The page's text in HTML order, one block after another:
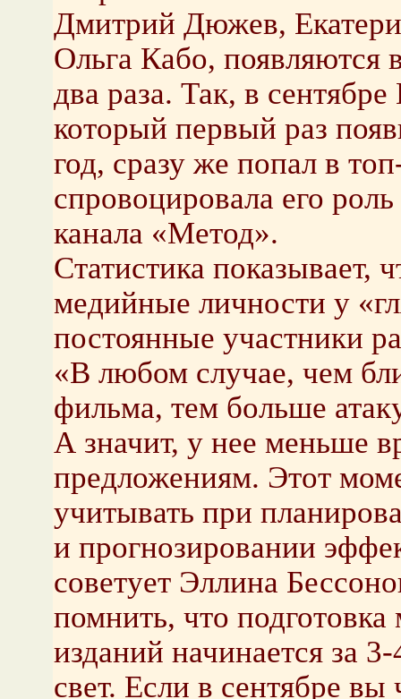
Дмитрий Дюжев,
Ольга Кабо, появляются
два раза. Так, в
который первый раз
год, сразу же попал в
спровоцировала его
канала «Метод».
Статистика показывает,
медийные личности у
постоянные участники
«В любом случае, чем
фильма, тем больше
А значит, у нее меньше
предложениям. Этот
учитывать при
и прогнозировании
советует Эллина
помнить, что
изданий начинается за
свет. Если в сентябре